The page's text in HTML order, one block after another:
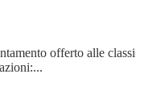
offerto alle classi